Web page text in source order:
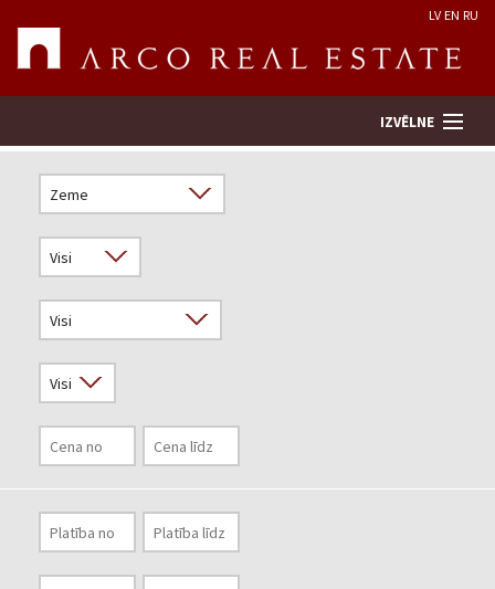
LV EN RU
IZVĒLNE
Novērtēt īpašumu
Uzņēmums
Pakalpojumi
Kontakti